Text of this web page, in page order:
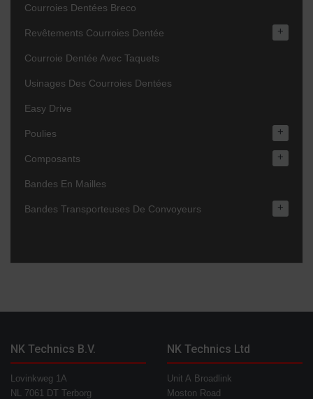
Courroies Dentées Breco
Revêtements Courroies Dentée +
Courroie Dentée Avec Taquets
Usinages Des Courroies Dentées
Easy Drive
Poulies +
Composants +
Bandes En Mailles
Bandes Transporteuses De Convoyeurs +
NK Technics B.V.
Lovinkweg 1A
NL 7061 DT Terborg
NK Technics Ltd
Unit A Broadlink
Moston Road